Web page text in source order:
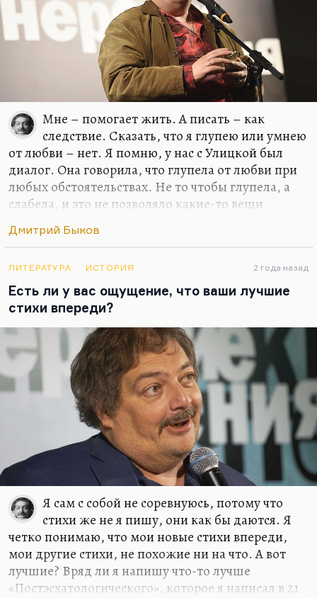
Откуда это? Но рифма очень хорошая, забавно.
Вообще, стихи, как учил нас Лосев, лучше всего
сочиняются в первый…
Мне – помогает жить. А писать – как
следствие. Сказать, что я глупею или умнею
от любви – нет. Я помню, у нас с Улицкой был
диалог. Она говорила, что глупела от любви при
любых обстоятельствах. Не то чтобы глупела, а
слабела, и это не позволяло какие-то вещи
все-таки этого нет, для меня любовь – это формат
какую-то общую черту у моих жен или тех
женщин, с которыми у меня были долгие и
счастливые отношения, – это были женщины, с
которыми мне нравилось разговаривать, в
которых я находил не эхо, а именно гениальный
ответ, додумывание такое.
Иной раз Катька что-нибудь такое скажет, и
жить хочется. Что-нибудь…
Дмитрий Быков
ЛИТЕРАТУРА ИСТОРИЯ 2 года назад
Есть ли у вас ощущение, что ваши лучшие
стихи впереди?
Я сам с собой не соревнуюсь, потому что
стихи же не я пишу, они как бы даются. Я
четко понимаю, что мои новые стихи впереди,
мои другие стихи, не похожие ни на что. А вот
лучшие? Вряд ли я напишу что-то лучше
«Постэсхатологического», которое я написал в 21